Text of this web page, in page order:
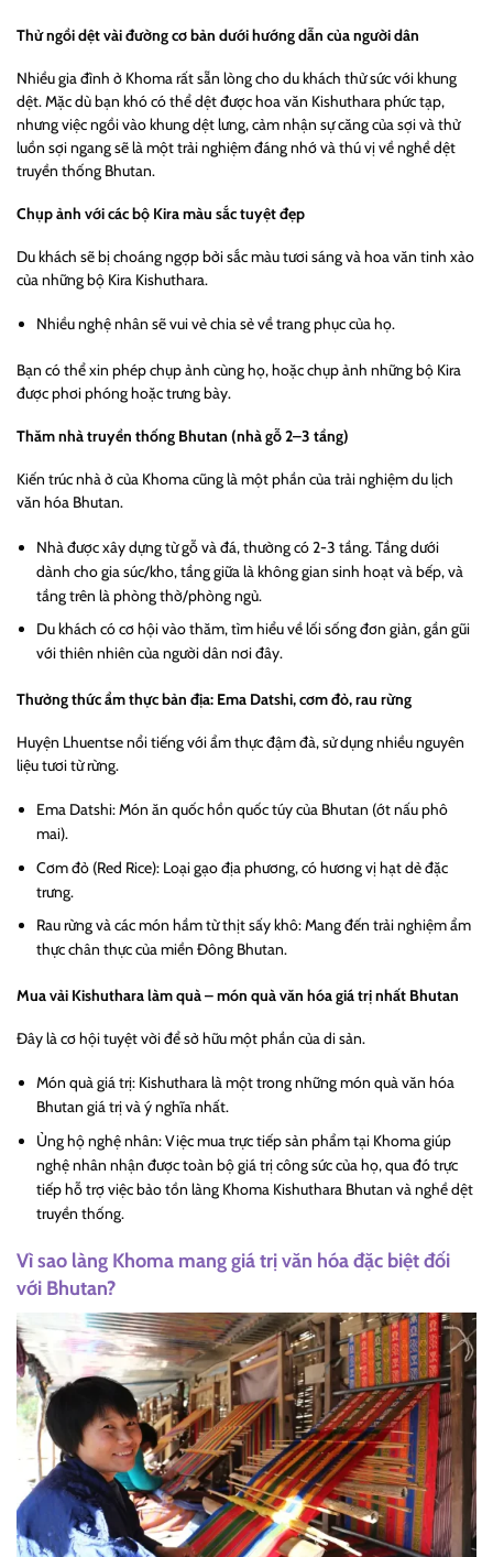
Thử ngồi dệt vài đường cơ bản dưới hướng dẫn của người dân
Nhiều gia đình ở Khoma rất sẵn lòng cho du khách thử sức với khung
dệt. Mặc dù bạn khó có thể dệt được hoa văn Kishuthara phức tạp,
nhưng việc ngồi vào khung dệt lưng, cảm nhận sự căng của sợi và thử
luồn sợi ngang sẽ là một trải nghiệm đáng nhớ và thú vị về nghề dệt
truyền thống Bhutan.
Chụp ảnh với các bộ Kira màu sắc tuyệt đẹp
Du khách sẽ bị choáng ngợp bởi sắc màu tươi sáng và hoa văn tinh xảo
của những bộ Kira Kishuthara.
Nhiều nghệ nhân sẽ vui vẻ chia sẻ về trang phục của họ.
Bạn có thể xin phép chụp ảnh cùng họ, hoặc chụp ảnh những bộ Kira
được phơi phóng hoặc trưng bày.
Thăm nhà truyền thống Bhutan (nhà gỗ 2–3 tầng)
Kiến trúc nhà ở của Khoma cũng là một phần của trải nghiệm du lịch
văn hóa Bhutan.
Nhà được xây dựng từ gỗ và đá, thường có 2-3 tầng. Tầng dưới
dành cho gia súc/kho, tầng giữa là không gian sinh hoạt và bếp, và
tầng trên là phòng thờ/phòng ngủ.
Du khách có cơ hội vào thăm, tìm hiểu về lối sống đơn giản, gần gũi
với thiên nhiên của người dân nơi đây.
Thưởng thức ẩm thực bản địa: Ema Datshi, cơm đỏ, rau rừng
Huyện Lhuentse nổi tiếng với ẩm thực đậm đà, sử dụng nhiều nguyên
liệu tươi từ rừng.
Ema Datshi: Món ăn quốc hồn quốc túy của Bhutan (ớt nấu phô
mai).
Cơm đỏ (Red Rice): Loại gạo địa phương, có hương vị hạt dẻ đặc
trưng.
Rau rừng và các món hầm từ thịt sấy khô: Mang đến trải nghiệm ẩm
thực chân thực của miền Đông Bhutan.
Mua vải Kishuthara làm quà – món quà văn hóa giá trị nhất Bhutan
Đây là cơ hội tuyệt vời để sở hữu một phần của di sản.
Món quà giá trị: Kishuthara là một trong những món quà văn hóa
Bhutan giá trị và ý nghĩa nhất.
Ủng hộ nghệ nhân: Việc mua trực tiếp sản phẩm tại Khoma giúp
nghệ nhân nhận được toàn bộ giá trị công sức của họ, qua đó trực
tiếp hỗ trợ việc bảo tồn làng Khoma Kishuthara Bhutan và nghề dệt
truyền thống.
Vì sao làng Khoma mang giá trị văn hóa đặc biệt đối
với Bhutan?